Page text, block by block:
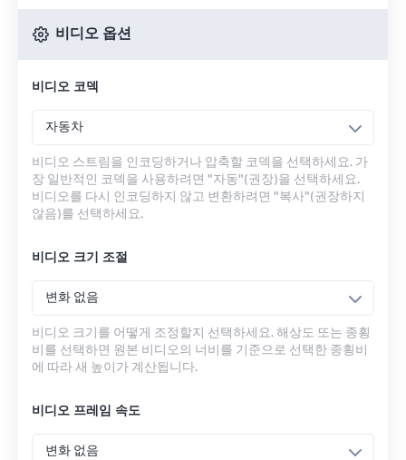
비디오 옵션
비디오 코덱
자동차
비디오 스트림을 인코딩하거나 압축할 코덱을 선택하세요. 가
장 일반적인 코덱을 사용하려면 "자동"(권장)을 선택하세요.
비디오를 다시 인코딩하지 않고 변환하려면 "복사"(권장하지
않음)를 선택하세요.
비디오 크기 조절
변화 없음
비디오 크기를 어떻게 조정할지 선택하세요. 해상도 또는 종횡
비를 선택하면 원본 비디오의 너비를 기준으로 선택한 종횡비
에 따라 새 높이가 계산됩니다.
비디오 프레임 속도
변화 없음